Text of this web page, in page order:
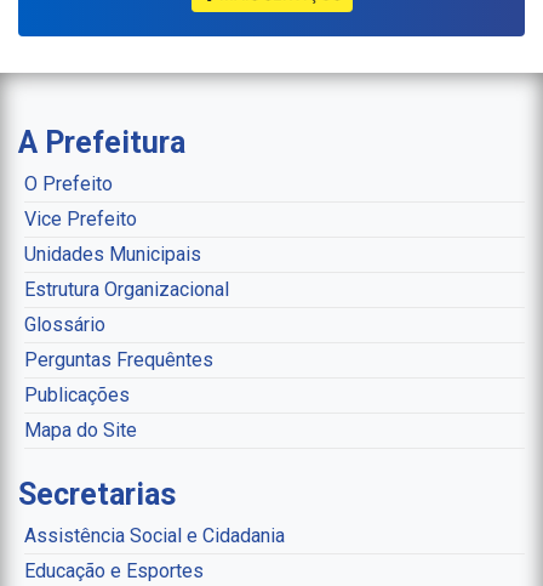
A Prefeitura
O Prefeito
Vice Prefeito
Unidades Municipais
Estrutura Organizacional
Glossário
Perguntas Frequêntes
Publicações
Mapa do Site
Secretarias
Assistência Social e Cidadania
Educação e Esportes